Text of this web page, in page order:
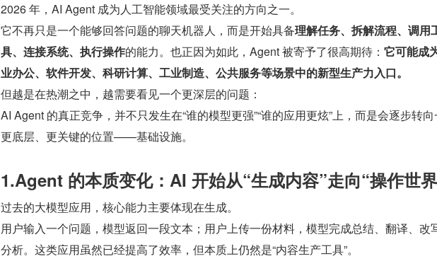
2026 年，AI Agent 成为人工智能领域最受关注的方向之一。
它不再只是一个能够回答问题的聊天机器人，而是开始具备理解任务、拆解流程、调用
具、连接系统、执行操作的能力。也正因为如此，Agent 被寄予了很高期待： 它可能成
业办公、软件开发、科研计算、工业制造、公共服务等场景中的新型生产力入口。
但越是在热潮之中，越需要看见一个更深层的问题：
AI Agent 的真正竞争，并不只发生在“谁的模型更强”“谁的应用更炫”上，而是会逐步转
更底层、更关键的位置——基础设施。
1.Agent 的本质变化：AI 开始从“生成内容”走向“操作世
过去的大模型应用，核心能力主要体现在生成。
用户输入一个问题，模型返回一段文本；用户上传一份材料，模型完成总结、翻译、改
分析。这类应用虽然已经提高了效率，但本质上仍然是“内容生产工具”。